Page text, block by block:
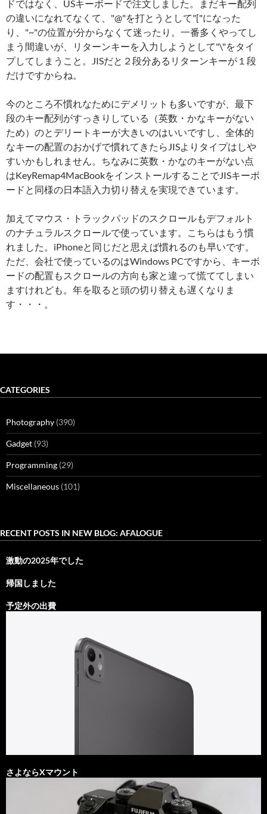
ドではなく、USキーボードで注文しました。まだキー配列
の違いになれてなくて、"@"を打とうとして"["になった
り、"~"の位置が分からなくて迷ったり。一番多くやってし
まう間違いが、リターンキーを入力しようとして"\"をタイ
プしてしまうこと。JISだと２段分あるリターンキーが１段
だけですからね。
今のところ不慣れなためにデメリットも多いですが、最下
段のキー配列がすっきりしている（英数・かなキーがない
ため）のとデリートキーが大きいのはいいですし、全体的
なキーの配置のおかげで慣れてきたらJISよりタイプはしや
すいかもしれません。ちなみに英数・かなのキーがない点
はKeyRemap4MacBookをインストールすることでJISキーボ
ードと同様の日本語入力切り替えを実現できています。
加えてマウス・トラックパッドのスクロールもデフォルト
のナチュラルスクロールで使っています。こちらはもう慣
れました。iPhoneと同じだと思えば慣れるのも早いです。
ただ、会社で使っているのはWindows PCですから、キーボ
ードの配置もスクロールの方向も家と違って慌ててしまい
ますけれども。年を取ると頭の切り替えも遅くなりま
す・・・。
CATEGORIES
Photography (390)
Gadget (93)
Programming (29)
Miscellaneous (101)
RECENT POSTS IN NEW BLOG: AFALOGUE
激動の2025年でした
帰国しました
予定外の出費
さよならXマウント